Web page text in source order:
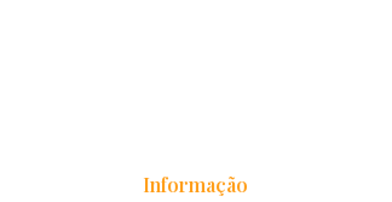
Informação